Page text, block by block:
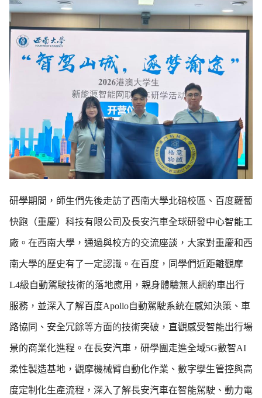
研學期間，師生們先後走訪了西南大學北碚校區、百度蘿蔔
快跑（重慶）科技有限公司及長安汽車全球研發中心智能工
廠。在西南大學，通過與校方的交流座談，大家對重慶和西
南大學的歷史有了一定認識。在百度，同學們近距離觀摩
L4級自動駕駛技術的落地應用，親身體驗無人網約車出行
服務，並深入了解百度Apollo自動駕駛系統在感知決策、車
路協同、安全冗餘等方面的技術突破，直觀感受智能出行場
景的商業化進程。在長安汽車，研學團走進全域5G數智AI
柔性製造基地，觀摩機械臂自動化作業、數字孿生管控與高
度定制化生產流程，深入了解長安汽車在智能駕駛、動力電